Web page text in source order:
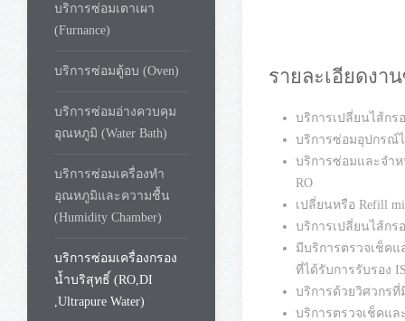
รายละเอียดงา
บริการเปลี่ยนไส้กร
บริการซ่อมอุปกรณ์
บริการซ่อมและจำห
RO
เปลี่ยนหรือ Refill
บริการเปลี่ยนไส้กร
มีบริการตรวจเช็ค
ที่ได้รับการรับรอง
บริการด้วยวิศวกรที่
บริการตรวจเช็คแ
บริการซ่อมเตาเผา
(Furnance)
บริการซ่อมตู้อบ (Oven)
บริการซ่อมอ่างควบคุม
อุณหภูมิ (Water Bath)
บริการซ่อมเครื่องทำ
อุณหภูมิและความชื้น
(Humidity Chamber)
บริการซ่อมเครื่องกรอง
น้ำบริสุทธิ์ (RO,DI
,Ultrapure Water)